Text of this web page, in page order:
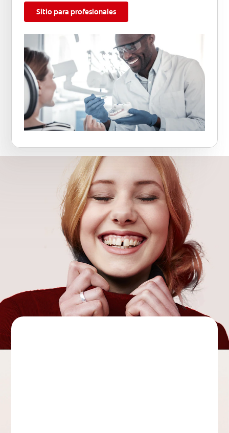
Sitio para profesionales